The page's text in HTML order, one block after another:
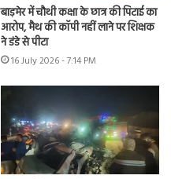
बाड़मेर में चौथी कक्षा के छात्र की पिटाई का
आरोप, मैथ की कॉपी नहीं लाने पर शिक्षक
ने डंडे से पीटा
16 July 2026 - 7:14 PM